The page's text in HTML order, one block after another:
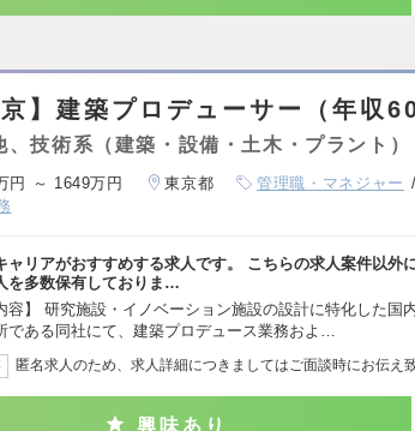
京】建築プロデューサー（年収
、技術系（建築・設備・土木・プラント）
円 ～ 1649万円 東京都 管理職・マネジャー
ャリアがおすすめする求人です。 こちらの求人案件以外
を多数保有しておりま…
容】 研究施設・イノベーション施設の設計に特化した国
である同社にて、建築プロデュース業務およ…
匿名求人のため、求人詳細につきましてはご面談時にお伝え致
興味あり